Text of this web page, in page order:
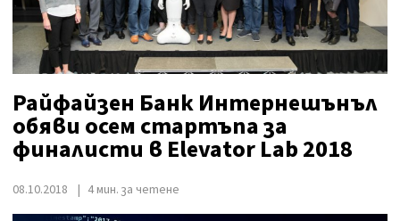
Райфайзен Банк Интернешънъл
обяви осем стартъпа за
финалисти в Elevator Lab 2018
08.10.2018 4 мин. за четене